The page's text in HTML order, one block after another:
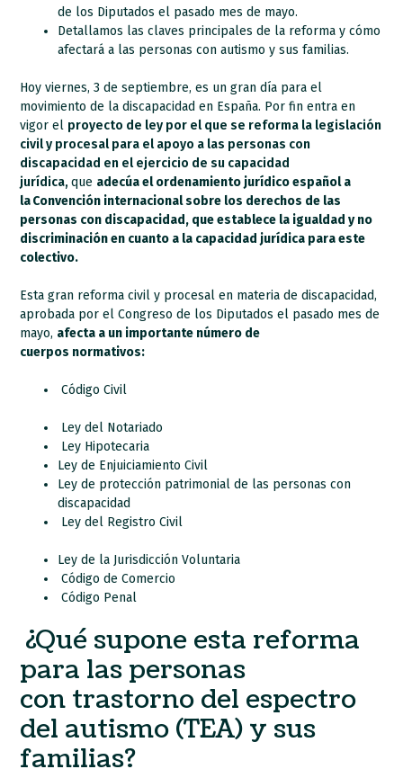
de los Diputados el pasado mes de mayo.
Detallamos las claves principales de la reforma y cómo
afectará a las personas con autismo y sus familias.
Hoy viernes, 3 de septiembre, es un gran día para el
movimiento de la discapacidad en España. Por fin entra en
vigor el proyecto de ley por el que se reforma la legislación
civil y procesal para el apoyo a las personas con
discapacidad en el ejercicio de su capacidad
jurídica, que adecúa el ordenamiento jurídico español a
la Convención internacional sobre los derechos de las
personas con discapacidad, que establece la igualdad y no
discriminación en cuanto a la capacidad jurídica para este
colectivo.
Esta gran reforma civil y procesal en materia de discapacidad,
aprobada por el Congreso de los Diputados el pasado mes de
mayo, afecta a un importante número de
cuerpos normativos:
Código Civil
Ley del Notariado
Ley Hipotecaria
Ley de Enjuiciamiento Civil
Ley de protección patrimonial de las personas con
discapacidad
Ley del Registro Civil
Ley de la Jurisdicción Voluntaria
Código de Comercio
Código Penal
¿Qué supone esta reforma
para las personas
con trastorno del espectro
del autismo (TEA) y sus
familias?